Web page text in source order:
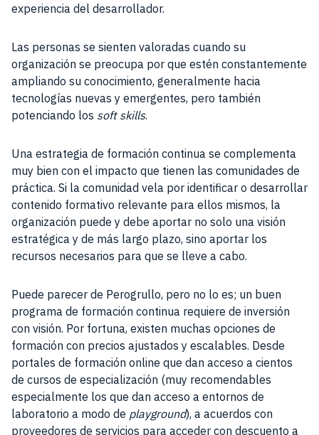
experiencia del desarrollador.
Las personas se sienten valoradas cuando su
organización se preocupa por que estén constantemente
ampliando su conocimiento, generalmente hacia
tecnologías nuevas y emergentes, pero también
potenciando los soft skills.
Una estrategia de formación continua se complementa
muy bien con el impacto que tienen las comunidades de
práctica. Si la comunidad vela por identificar o desarrollar
contenido formativo relevante para ellos mismos, la
organización puede y debe aportar no solo una visión
estratégica y de más largo plazo, sino aportar los
recursos necesarios para que se lleve a cabo.
Puede parecer de Perogrullo, pero no lo es; un buen
programa de formación continua requiere de inversión
con visión. Por fortuna, existen muchas opciones de
formación con precios ajustados y escalables. Desde
portales de formación online que dan acceso a cientos
de cursos de especialización (muy recomendables
especialmente los que dan acceso a entornos de
laboratorio a modo de playground), a acuerdos con
proveedores de servicios para acceder con descuento a